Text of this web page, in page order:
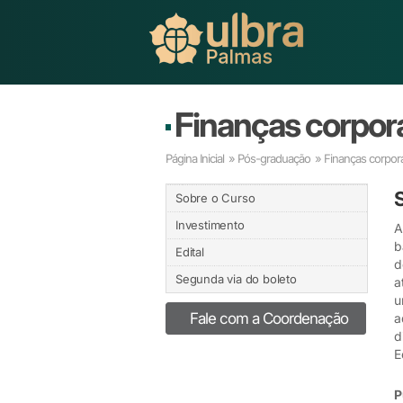
Finanças
Página Inicial » Pós-graduação » Finanças
Sobre o Curso
Investimento
Edital
Segunda via do boleto
Fale com a Coordenação